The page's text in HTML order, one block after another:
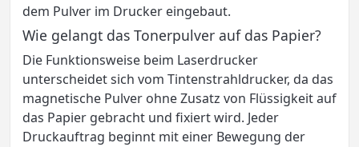
dem Pulver im Drucker eingebaut.
Wie gelangt das Tonerpulver auf das Papier?
Die Funktionsweise beim Laserdrucker
unterscheidet sich vom Tintenstrahldrucker, da das
magnetische Pulver ohne Zusatz von Flüssigkeit auf
das Papier gebracht und fixiert wird. Jeder
Druckauftrag beginnt mit einer Bewegung der